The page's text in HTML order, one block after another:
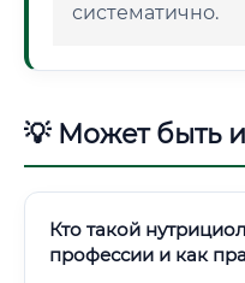
систематично.
💡 Может быть
Кто такой
профессии и как